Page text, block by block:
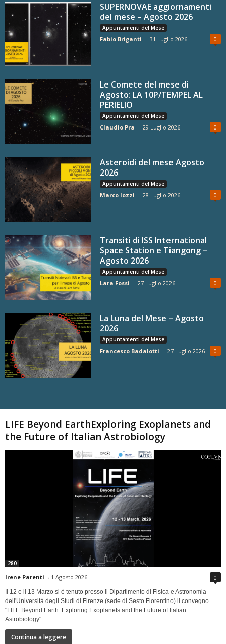
SUPERNOVAE aggiornamenti
del mese – Agosto 2026
Appuntamenti del Mese
Fabio Briganti - 31 Luglio 2026 0
Le Comete del mese di
Agosto: LA 10P/TEMPEL AL
PERIELIO
Appuntamenti del Mese
Claudio Pra - 29 Luglio 2026 0
Asteroidi del mese Agosto
2026
Appuntamenti del Mese
Marco Iozzi - 28 Luglio 2026 0
Transiti di ISS International
Space Station e Tiangong –
Agosto 2026
Appuntamenti del Mese
Lara Fossi - 27 Luglio 2026 0
La Luna del Mese – Agosto
2026
Appuntamenti del Mese
Francesco Badalotti - 27 Luglio 2026 0
LIFE Beyond EarthExploring Exoplanets and
the Future of Italian Astrobiology
280
Irene Parenti - 1 Agosto 2026 0
Il 12 e il 13 Marzo si è tenuto presso il Dipartimento di Fisica e Astronomia
dell'Università degli Studi di Firenze (sede di Sesto Fiorentino) il convegno
"LIFE Beyond Earth. Exploring Exoplanets and the Future of Italian
Astrobiology"
Continua a leggere